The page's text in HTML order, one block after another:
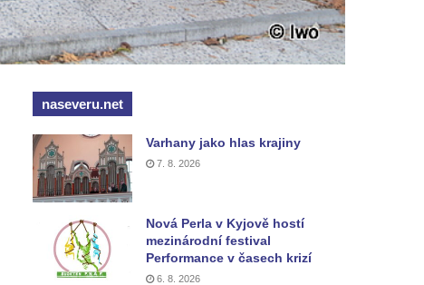
naseveru.net
Varhany jako hlas krajiny
7. 8. 2026
Nová Perla v Kyjově hostí
mezinárodní festival
Performance v časech krizí
6. 8. 2026